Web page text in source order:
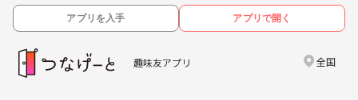
アプリを入手 アプリで開く
趣味友アプリ 全国